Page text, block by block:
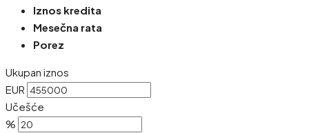
Iznos kredita
Mesečna rata
Porez
Ukupan iznos
EUR
Učešće
%